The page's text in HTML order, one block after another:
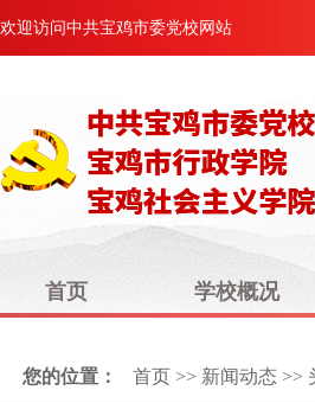
欢迎访问中共宝鸡市委党校网站
首页 学校概况
您的位置： 首页>> 新闻动态 >>